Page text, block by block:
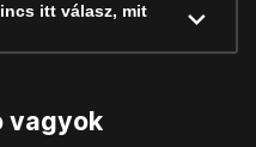
itt válasz, mit
vagyok